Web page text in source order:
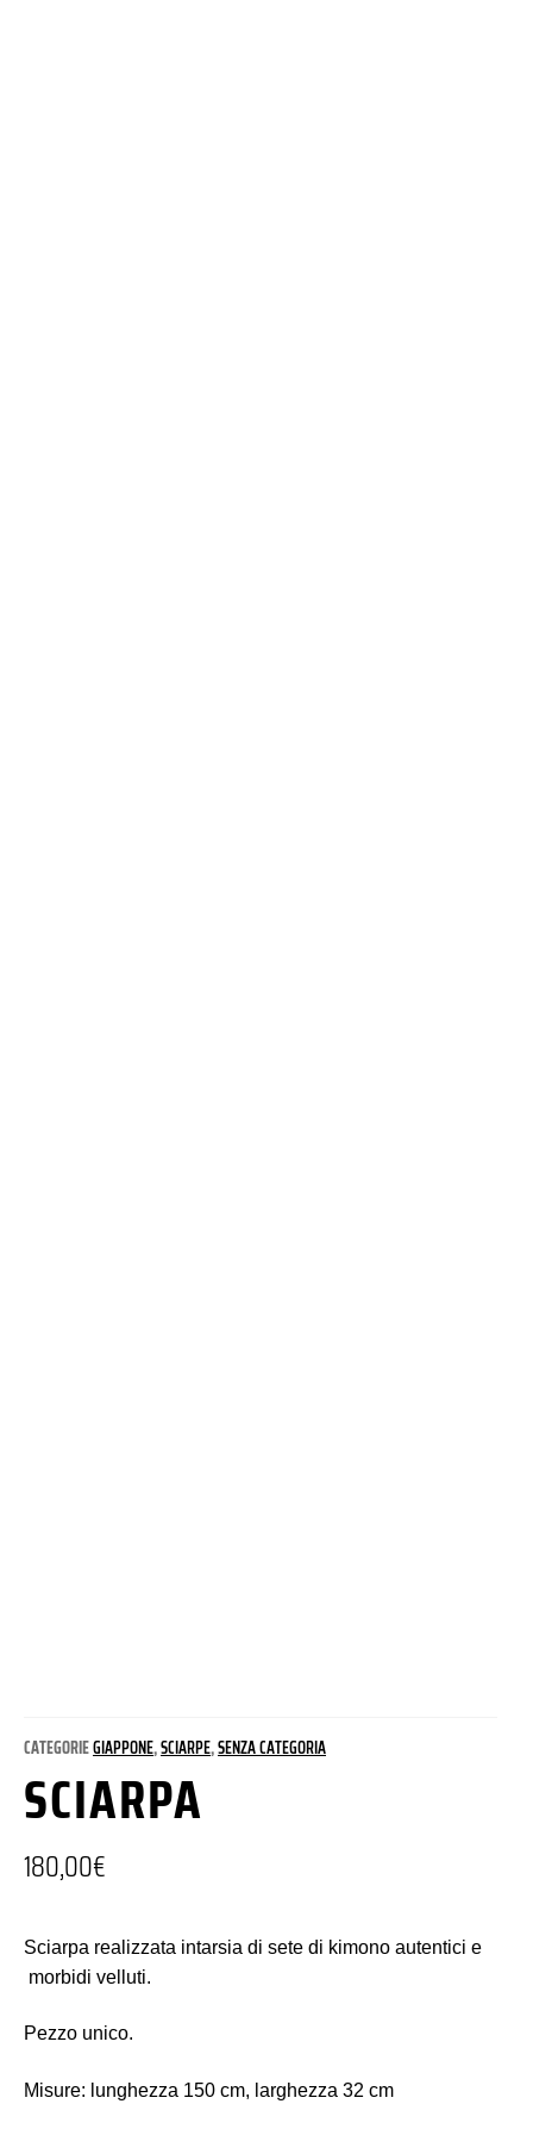
CATEGORIEGIAPPONE,SCIARPE,SENZA CATEGORIA
SCIARPA
180,00€
Sciarpa realizzata intarsia di sete di kimono autentici e
morbidi velluti.
Pezzo unico.
Misure: lunghezza 150 cm, larghezza 32 cm